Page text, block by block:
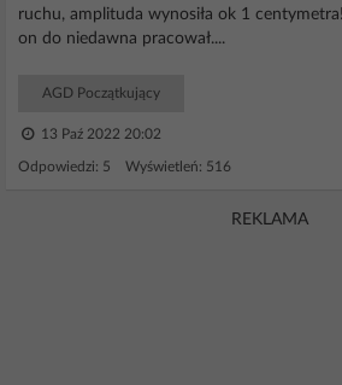
ruchu, amplituda wynosiła ok 1
on do niedawna pracował....
AGD Początkujący
13 Paź 2022 20:02
Odpowiedzi: 5 Wyświetleń: 516
REKLAMA